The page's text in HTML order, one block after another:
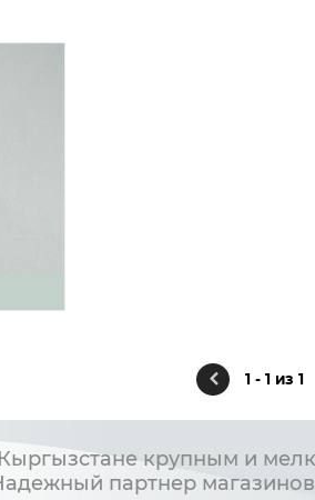
1 - 1 из 1
крупным и
партнер